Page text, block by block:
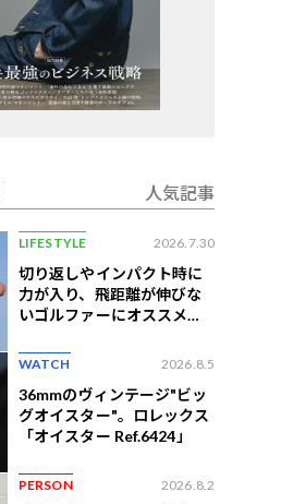
人気記事
LIFESTYLE 2026.7.30
切り返しやインパクト時に
力が入り、飛距離が伸びな
いゴルファーにオススメの
WATCH 2026.8.5
36mmのヴィンテージ"ビッ
グオイスター"。ロレックス
「オイスター Ref.6424」
PERSON 2026.8.2